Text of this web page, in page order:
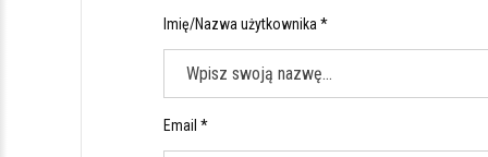
Imię/Nazwa użytkownika *
Email *